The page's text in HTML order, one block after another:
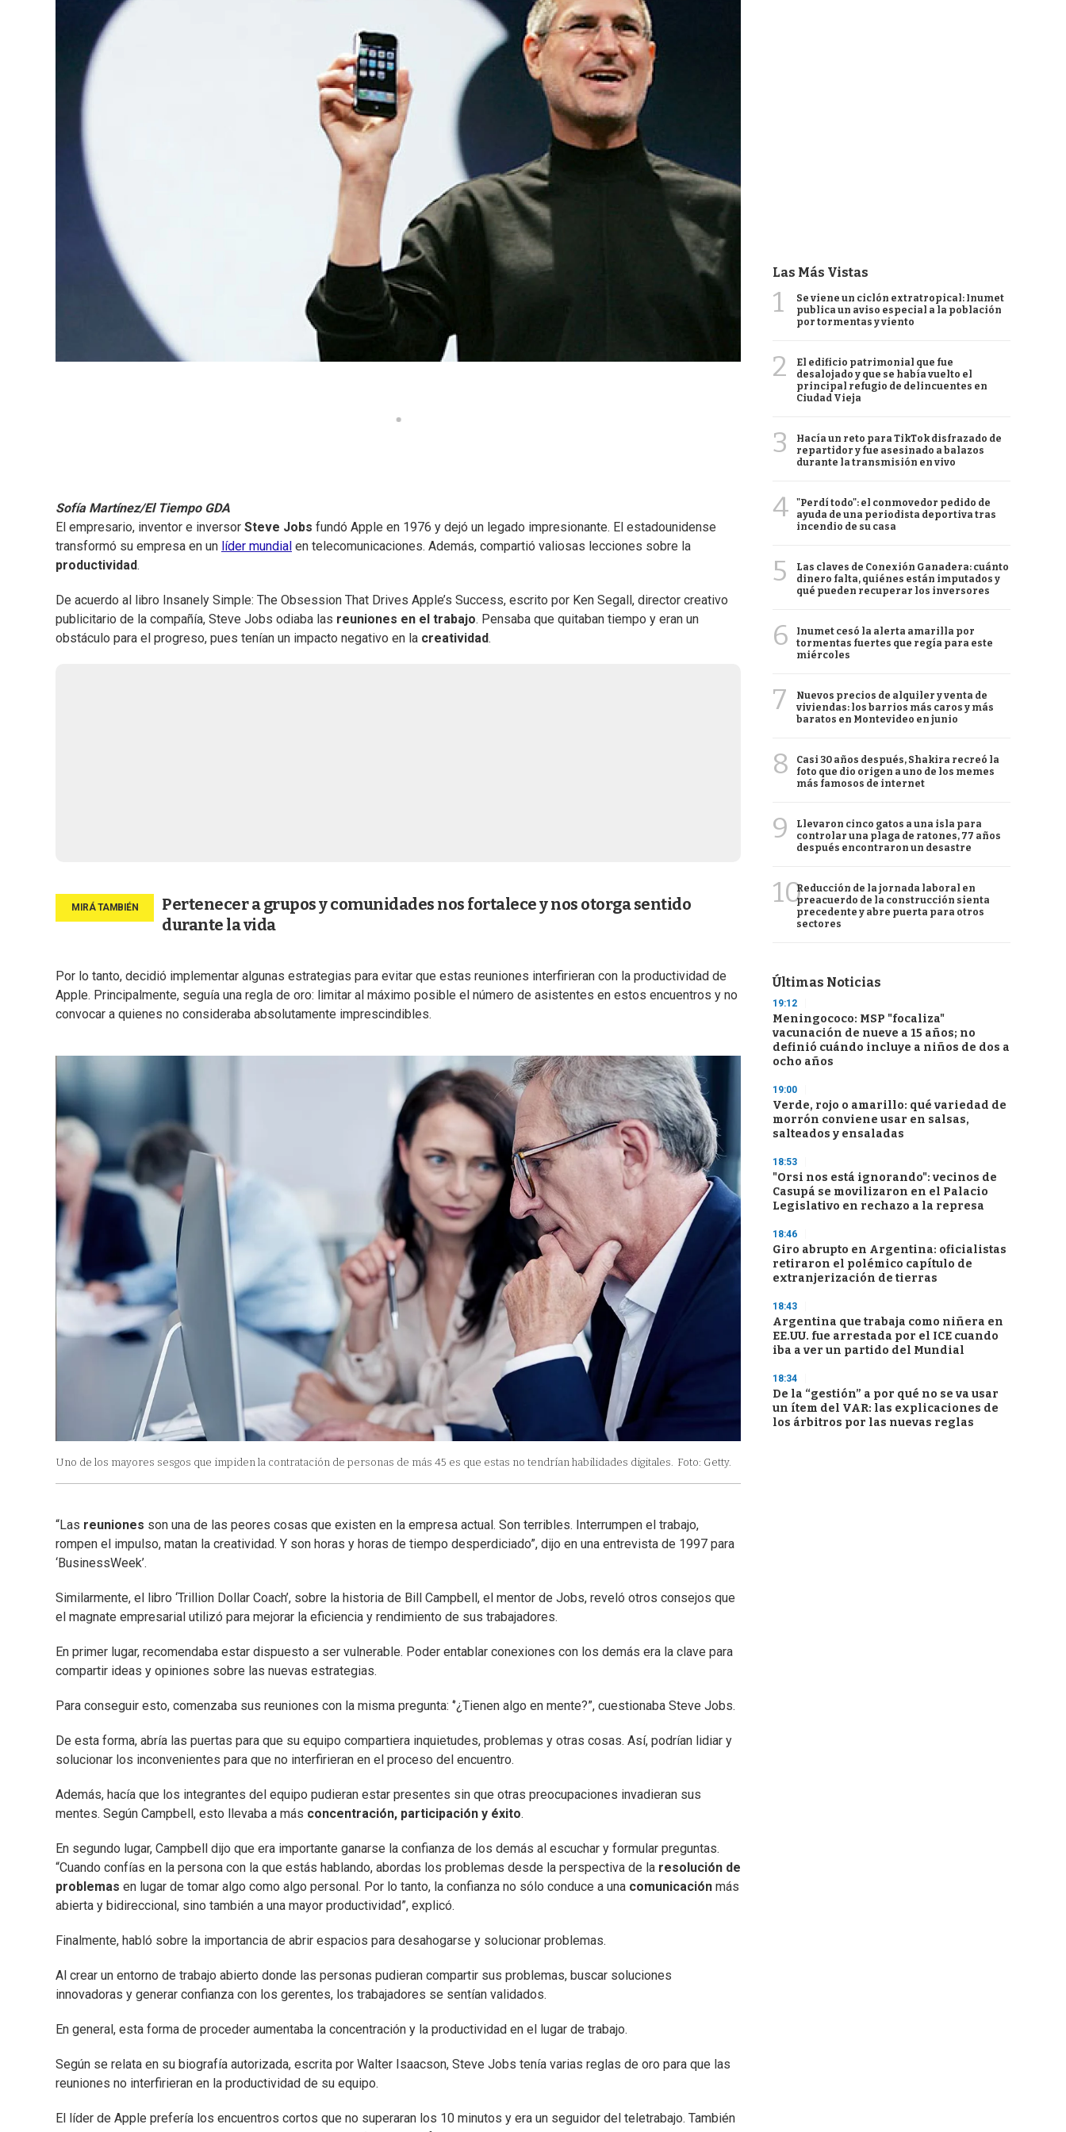
Sofía Martínez/El Tiempo GDA
El empresario, inventor e inversor Steve Jobs fundó Apple en 1976 y dejó un legado impresionante. El estadounidense
transformó su empresa en un líder mundial en telecomunicaciones. Además, compartió valiosas lecciones sobre la
productividad.
De acuerdo al libro Insanely Simple: The Obsession That Drives Apple’s Success, escrito por Ken Segall, director creativo
publicitario de la compañía, Steve Jobs odiaba las reuniones en el trabajo. Pensaba que quitaban tiempo y eran un
obstáculo para el progreso, pues tenían un impacto negativo en la creatividad.
Pertenecer a grupos y comunidades nos fortalece y nos otorga sentido
durante la vida
Por lo tanto, decidió implementar algunas estrategias para evitar que estas reuniones interfirieran con la productividad de
Apple. Principalmente, seguía una regla de oro: limitar al máximo posible el número de asistentes en estos encuentros y no
convocar a quienes no consideraba absolutamente imprescindibles.
Uno de los mayores sesgos que impiden la contratación de personas de más 45 es que estas no tendrían habilidades digitales. Foto: Getty.
“Las reuniones son una de las peores cosas que existen en la empresa actual. Son terribles. Interrumpen el trabajo,
rompen el impulso, matan la creatividad. Y son horas y horas de tiempo desperdiciado”, dijo en una entrevista de 1997 para
‘BusinessWeek’.
Similarmente, el libro ‘Trillion Dollar Coach’, sobre la historia de Bill Campbell, el mentor de Jobs, reveló otros consejos que
el magnate empresarial utilizó para mejorar la eficiencia y rendimiento de sus trabajadores.
En primer lugar, recomendaba estar dispuesto a ser vulnerable. Poder entablar conexiones con los demás era la clave para
compartir ideas y opiniones sobre las nuevas estrategias.
Para conseguir esto, comenzaba sus reuniones con la misma pregunta: ‘’¿Tienen algo en mente?”, cuestionaba Steve Jobs.
De esta forma, abría las puertas para que su equipo compartiera inquietudes, problemas y otras cosas. Así, podrían lidiar y
solucionar los inconvenientes para que no interfirieran en el proceso del encuentro.
Además, hacía que los integrantes del equipo pudieran estar presentes sin que otras preocupaciones invadieran sus
mentes. Según Campbell, esto llevaba a más concentración, participación y éxito.
En segundo lugar, Campbell dijo que era importante ganarse la confianza de los demás al escuchar y formular preguntas.
“Cuando confías en la persona con la que estás hablando, abordas los problemas desde la perspectiva de la resolución de
problemas en lugar de tomar algo como algo personal. Por lo tanto, la confianza no sólo conduce a una comunicación más
abierta y bidireccional, sino también a una mayor productividad”, explicó.
Finalmente, habló sobre la importancia de abrir espacios para desahogarse y solucionar problemas.
Al crear un entorno de trabajo abierto donde las personas pudieran compartir sus problemas, buscar soluciones
innovadoras y generar confianza con los gerentes, los trabajadores se sentían validados.
En general, esta forma de proceder aumentaba la concentración y la productividad en el lugar de trabajo.
Según se relata en su biografía autorizada, escrita por Walter Isaacson, Steve Jobs tenía varias reglas de oro para que las
reuniones no interfirieran en la productividad de su equipo.
El líder de Apple prefería los encuentros cortos que no superaran los 10 minutos y era un seguidor del teletrabajo. También
Las Más Vistas
1
Se viene un ciclón extratropical: Inumet
publica un aviso especial a la población
por tormentas y viento
2
El edificio patrimonial que fue
desalojado y que se había vuelto el
principal refugio de delincuentes en
Ciudad Vieja
3
Hacía un reto para TikTok disfrazado de
repartidor y fue asesinado a balazos
durante la transmisión en vivo
4
"Perdí todo": el conmovedor pedido de
ayuda de una periodista deportiva tras
incendio de su casa
5
Las claves de Conexión Ganadera: cuánto
dinero falta, quiénes están imputados y
qué pueden recuperar los inversores
6
Inumet cesó la alerta amarilla por
tormentas fuertes que regía para este
miércoles
7
Nuevos precios de alquiler y venta de
viviendas: los barrios más caros y más
baratos en Montevideo en junio
8
Casi 30 años después, Shakira recreó la
foto que dio origen a uno de los memes
más famosos de internet
9
Llevaron cinco gatos a una isla para
controlar una plaga de ratones, 77 años
después encontraron un desastre
10Reducción de la jornada laboral en
preacuerdo de la construcción sienta
precedente y abre puerta para otros
sectores
Últimas Noticias
19:12
Meningococo: MSP "focaliza"
vacunación de nueve a 15 años; no
definió cuándo incluye a niños de dos a
ocho años
19:00
Verde, rojo o amarillo: qué variedad de
morrón conviene usar en salsas,
salteados y ensaladas
18:53
"Orsi nos está ignorando": vecinos de
Casupá se movilizaron en el Palacio
Legislativo en rechazo a la represa
18:46
Giro abrupto en Argentina: oficialistas
retiraron el polémico capítulo de
extranjerización de tierras
18:43
Argentina que trabaja como niñera en
EE.UU. fue arrestada por el ICE cuando
iba a ver un partido del Mundial
18:34
De la “gestión” a por qué no se va usar
un ítem del VAR: las explicaciones de
los árbitros por las nuevas reglas